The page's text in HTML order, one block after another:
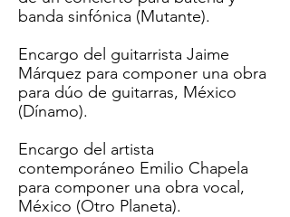
banda sinfónica (Mutante).
Encargo del guitarrista Jaime
Márquez para componer una obra
para dúo de guitarras, México
(Dínamo).
Encargo del artista
contemporáneo Emilio Chapela
para componer una obra vocal,
México (Otro Planeta).